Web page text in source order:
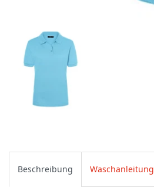
Beschreibung Waschanleitung